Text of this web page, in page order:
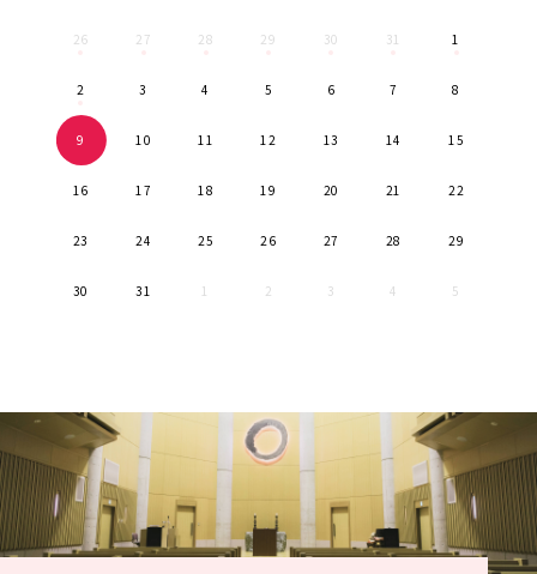
26 27 28 29 30 31 1
2 3 4 5 6 7 8
9 10 11 12 13 14 15
16 17 18 19 20 21 22
23 24 25 26 27 28 29
30 31 1 2 3 4 5